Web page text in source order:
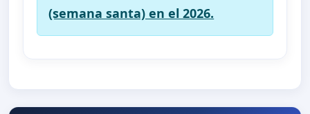
(semana santa) en el 2026.